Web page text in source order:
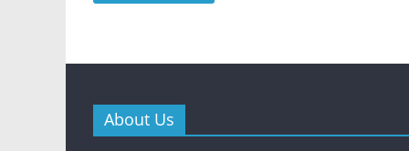
About Us